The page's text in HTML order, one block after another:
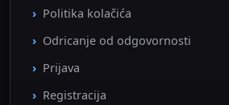
Politika kolačića
Odricanje od odgovornosti
Prijava
Registracija